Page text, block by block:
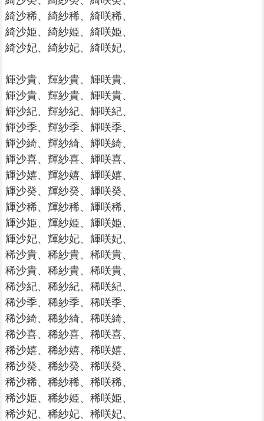
綺沙稀、綺紗稀、綺咲稀、
綺沙姫、綺紗姫、綺咲姫、
綺沙妃、綺紗妃、綺咲妃、
輝沙貴、輝紗貴、輝咲貴、
輝沙貴、輝紗貴、輝咲貴、
輝沙紀、輝紗紀、輝咲紀、
輝沙季、輝紗季、輝咲季、
輝沙綺、輝紗綺、輝咲綺、
輝沙喜、輝紗喜、輝咲喜、
輝沙嬉、輝紗嬉、輝咲嬉、
輝沙癸、輝紗癸、輝咲癸、
輝沙稀、輝紗稀、輝咲稀、
輝沙姫、輝紗姫、輝咲姫、
輝沙妃、輝紗妃、輝咲妃、
稀沙貴、稀紗貴、稀咲貴、
稀沙貴、稀紗貴、稀咲貴、
稀沙紀、稀紗紀、稀咲紀、
稀沙季、稀紗季、稀咲季、
稀沙綺、稀紗綺、稀咲綺、
稀沙喜、稀紗喜、稀咲喜、
稀沙嬉、稀紗嬉、稀咲嬉、
稀沙癸、稀紗癸、稀咲癸、
稀沙稀、稀紗稀、稀咲稀、
稀沙姫、稀紗姫、稀咲姫、
稀沙妃、稀紗妃、稀咲妃、